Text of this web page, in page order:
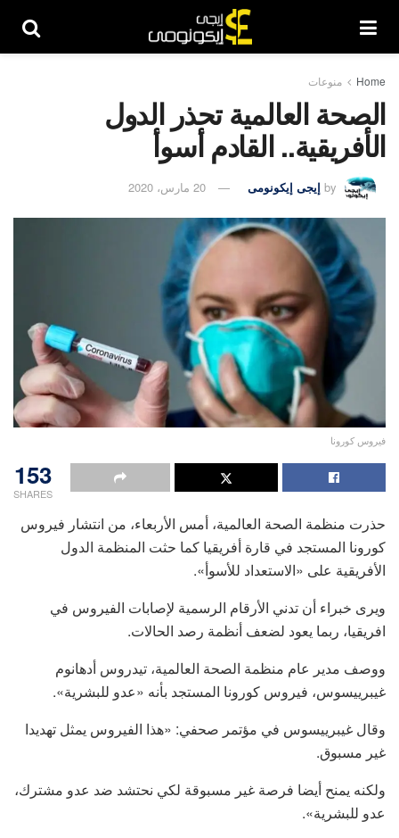
Home منوعات
الصحة العالمية تحذر الدول
الأفريقية.. القادم أسوأ
by إيجى إيكونومى 20 مارس، 2020
فيروس كورونا
153
SHARES
حذرت منظمة الصحة العالمية، أمس الأربعاء، من انتشار فيروس
كورونا المستجد في قارة أفريقيا كما حثت المنظمة الدول
الأفريقية على «الاستعداد للأسوأ».
ويرى خبراء أن تدني الأرقام الرسمية لإصابات الفيروس في
افريقيا، ربما يعود لضعف أنظمة رصد الحالات.
ووصف مدير عام منظمة الصحة العالمية، تيدروس أدهانوم
غيبرييسوس، فيروس كورونا المستجد بأنه «عدو للبشرية».
وقال غيبرييسوس في مؤتمر صحفي: «هذا الفيروس يمثل تهديدا
غير مسبوق.
ولكنه يمنح أيضا فرصة غير مسبوقة لكي نحتشد ضد عدو مشترك،
عدو للبشرية».